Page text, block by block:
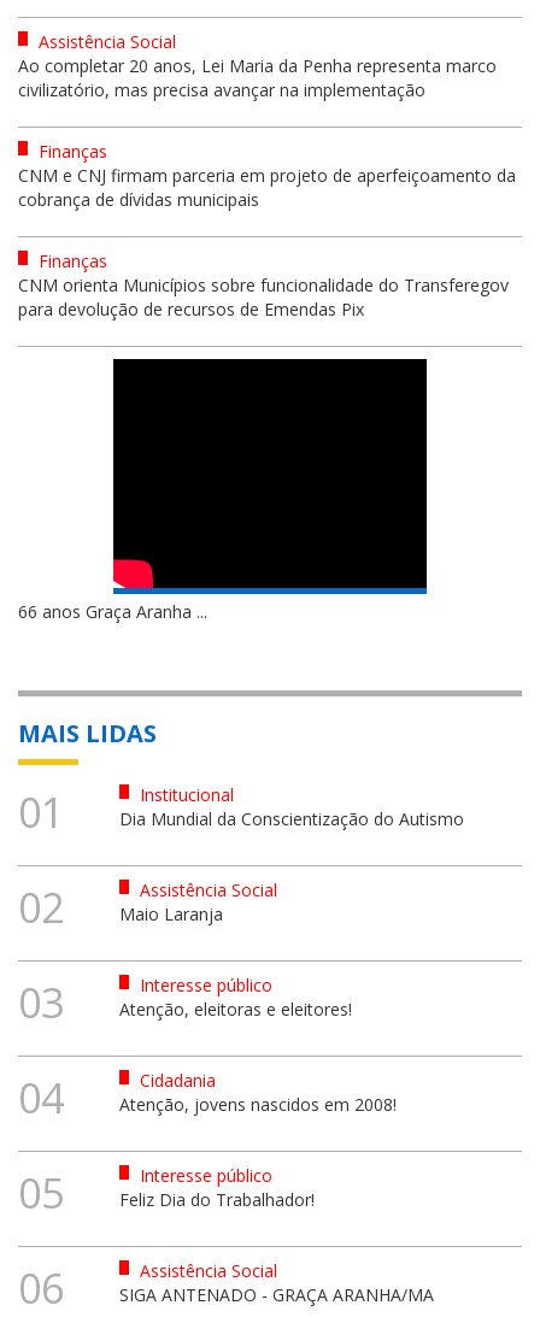
Assistência Social
Ao completar 20 anos, Lei Maria da Penha representa marco
civilizatório, mas precisa avançar na implementação
Finanças
CNM e CNJ firmam parceria em projeto de aperfeiçoamento da
cobrança de dívidas municipais
Finanças
CNM orienta Municípios sobre funcionalidade do Transferegov
para devolução de recursos de Emendas Pix
Entrega de cestas básicas - D...
MAIS LIDAS
01
Institucional
Dia Mundial da Conscientização do Autismo
02
Assistência Social
Maio Laranja
03
Interesse público
Atenção, eleitoras e eleitores!
04
Cidadania
Atenção, jovens nascidos em 2008!
05
Interesse público
Feliz Dia do Trabalhador!
06
Assistência Social
SIGA ANTENADO - GRAÇA ARANHA/MA